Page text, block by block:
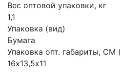
Вес оптовой упаковки, кг
1,1
Упаковка (вид)
Бумага
Упаковка опт. габариты,
16х13,5х11